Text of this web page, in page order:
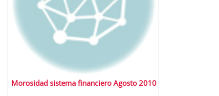
Morosidad sistema financiero Agosto 2010